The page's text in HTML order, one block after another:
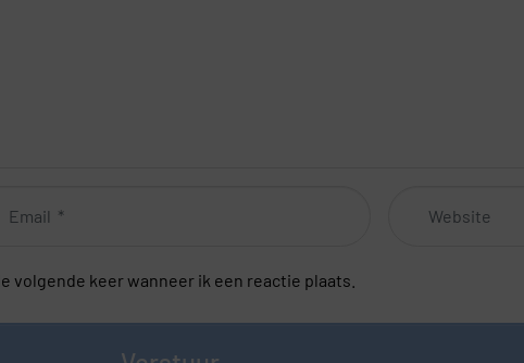
volgende keer wanneer ik een reactie plaats.